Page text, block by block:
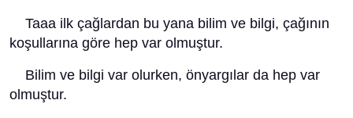
Taaa ilk çağlardan bu yana bilim ve bilgi, çağının
koşullarına göre hep var olmuştur.
Bilim ve bilgi var olurken, önyargılar da hep var
olmuştur.